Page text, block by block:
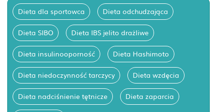
Dieta dla sportowca Dieta odchudzająca
Dieta SIBO Dieta IBS jelito drażliwe
Dieta insulinooporność Dieta Hashimoto
Dieta niedoczynność tarczycy Dieta wzdęcia
Dieta nadciśnienie tętnicze Dieta zaparcia